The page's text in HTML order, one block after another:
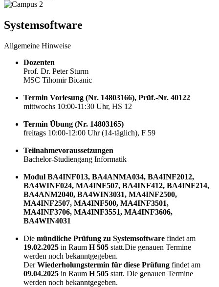
Systemsoftware
Allgemeine Hinweise
Dozenten
Prof. Dr. Peter Sturm
MSC Tihomir Bicanic
Termin Vorlesung (Nr. 14803166), Prüf.-Nr. 40122
mittwochs 10:00-11:30 Uhr, HS 12
Termin Übung (Nr. 14803165)
freitags 10:00-12:00 Uhr (14-täglich), F 59
Teilnahmevoraussetzungen
Bachelor-Studiengang Informatik
Modul BA4INF013, BA4ANMA034, BA4INF2012,
BA4WINF024, MA4INF507, BA4INF412, BA4INF214,
BA4ANM2040, BA4WIN3031, MA4INF2500,
MA4INF2507, MA4INF500, MA4INF3501,
MA4INF3706, MA4INF3551, MA4INF3606,
BA4WIN4031
Die mündliche Prüfung zu Systemsoftware findet am
19.02.2025 in Raum H 505 statt.Die genauen Termine
werden noch bekanntgegeben.
DerWiederholungstermin für diese Prüfung findet am
09.04.2025 in Raum H 505 statt. Die genauen Termine
werden noch bekanntgegeben.